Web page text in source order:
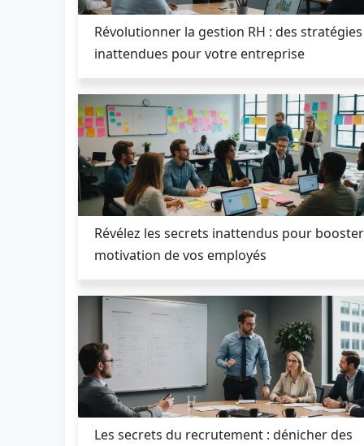
Révolutionner la gestion RH : des stratégies
inattendues pour votre entreprise
Révélez les secrets inattendus pour
motivation de vos employés
Les secrets du recrutement : dénicher des